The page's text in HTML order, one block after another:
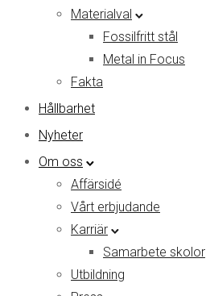
Materialval
Fossilfritt stål
Metal in Focus
Fakta
Hållbarhet
Nyheter
Om oss
Affärsidé
Vårt erbjudande
Karriär
Samarbete skolor
Utbildning